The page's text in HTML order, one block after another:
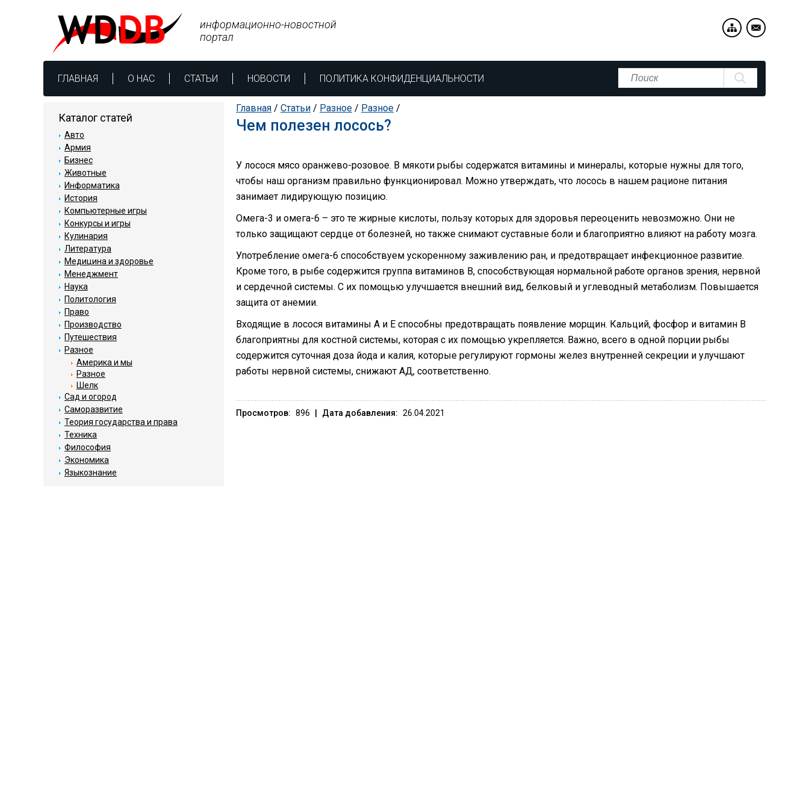
ГЛАВНАЯ О НАС СТАТЬИ НОВОСТИ ПОЛИТИКА КОНФИДЕНЦИАЛЬНОСТИ
информационно-новостной
портал
Главная / Статьи / Разное / Разное /
Чем полезен лосось?
У лосося мясо оранжево-розовое. В мякоти рыбы содержатся витамины и минералы, которые нужны для того,
чтобы наш организм правильно функционировал. Можно утверждать, что лосось в нашем рационе питания
занимает лидирующую позицию.
Омега-3 и омега-6 – это те жирные кислоты, пользу которых для здоровья переоценить невозможно. Они не
только защищают сердце от болезней, но также снимают суставные боли и благоприятно влияют на работу мозга.
Употребление омега-6 способствуем ускоренному заживлению ран, и предотвращает инфекционное развитие.
Кроме того, в рыбе содержится группа витаминов В, способствующая нормальной работе органов зрения, нервной
и сердечной системы. С их помощью улучшается внешний вид, белковый и углеводный метаболизм. Повышается
защита от анемии.
Входящие в лосося витамины А и Е способны предотвращать появление морщин. Кальций, фосфор и витамин В
благоприятны для костной системы, которая с их помощью укрепляется. Важно, всего в одной порции рыбы
содержится суточная доза йода и калия, которые регулируют гормоны желез внутренней секреции и улучшают
работы нервной системы, снижают АД, соответственно.
Просмотров: 896 Дата добавления: 26.04.2021
Каталог статей
Авто
Армия
Бизнес
Животные
Информатика
История
Компьютерные игры
Конкурсы и игры
Кулинария
Литература
Медицина и здоровье
Менеджмент
Наука
Политология
Право
Производство
Путешествия
Разное
Америка и мы
Разное
Шелк
Сад и огород
Саморазвитие
Теория государства и права
Техника
Философия
Экономика
Языкознание